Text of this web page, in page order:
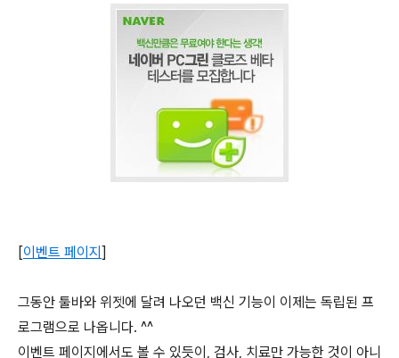
[이벤트 페이지]
그동안 툴바와 위젯에 달려 나오던 백신 기능이 이제는 독립된 프
로그램으로 나옵니다. ^^
이벤트 페이지에서도 볼 수 있듯이, 검사, 치료만 가능한 것이 아니